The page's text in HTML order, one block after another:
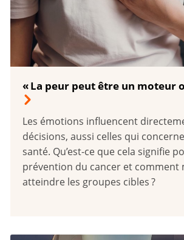
« La peur peut être un moteur
Les émotions influencent
décisions, aussi celles qui
santé. Qu’est-ce que cela signifie
prévention du cancer et comment
atteindre les groupes cibles ?